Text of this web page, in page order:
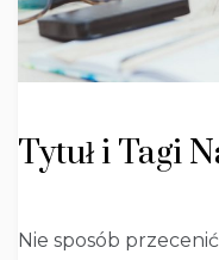
Tytuł i Tagi
Nie sposób